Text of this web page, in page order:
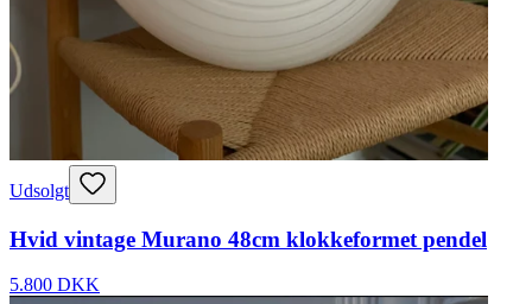
Udsolgt
Hvid vintage Murano 48cm klokkeformet pendel
5.800 DKK